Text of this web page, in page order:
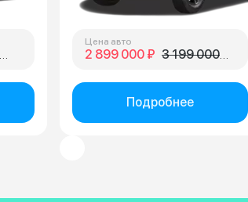
Цена авто
2 899 000 ₽ 3 199 000 ₽
Подробнее